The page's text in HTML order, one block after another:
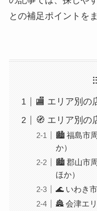
との補足ポイントを
🏬 エリア別の
🧭 エリア別の
🏙️ 福島市
か）
🏙️ 郡山市
ほか）
🌊 いわき
🏯 会津エ